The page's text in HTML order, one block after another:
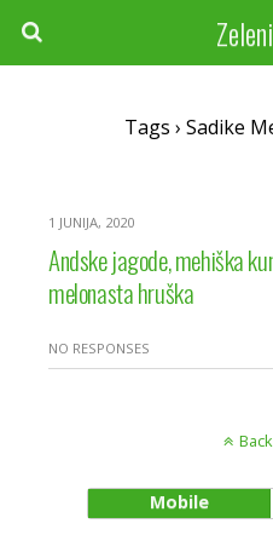
Tags › Sadike
1 JUNIJA, 2020
Andske jagode, mehiška
melonasta hruška
NO RESPONSES
Mobile